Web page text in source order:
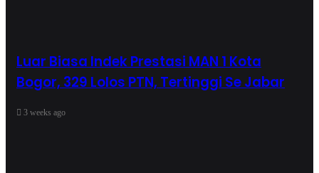
Luar Biasa Indek Prestasi MAN 1 Kota
Bogor, 329 Lolos PTN, Tertinggi Se Jabar
3 weeks ago